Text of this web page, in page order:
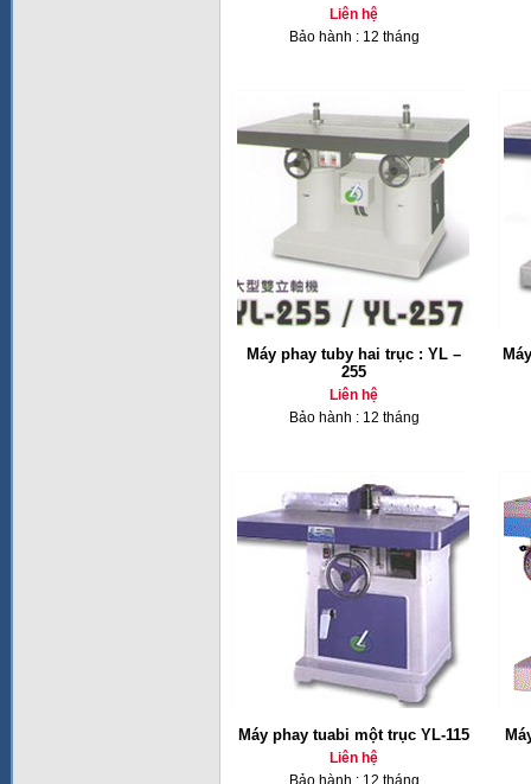
Liên hệ
Bảo hành : 12 tháng
Máy phay tuby hai trục : YL –
255
Liên hệ
Bảo hành : 12 tháng
Máy phay tuabi một trục YL-115
Liên hệ